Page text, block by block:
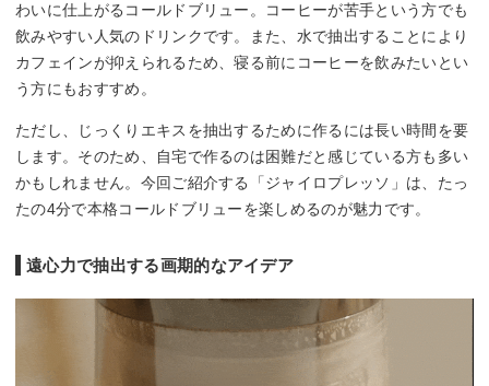
わいに仕上がるコールドブリュー。コーヒーが苦手という方でも
飲みやすい人気のドリンクです。また、水で抽出することにより
カフェインが抑えられるため、寝る前にコーヒーを飲みたいとい
う方にもおすすめ。
ただし、じっくりエキスを抽出するために作るには長い時間を要
します。そのため、自宅で作るのは困難だと感じている方も多い
かもしれません。今回ご紹介する「ジャイロプレッソ」は、たっ
たの4分で本格コールドブリューを楽しめるのが魅力です。
遠心力で抽出する画期的なアイデア